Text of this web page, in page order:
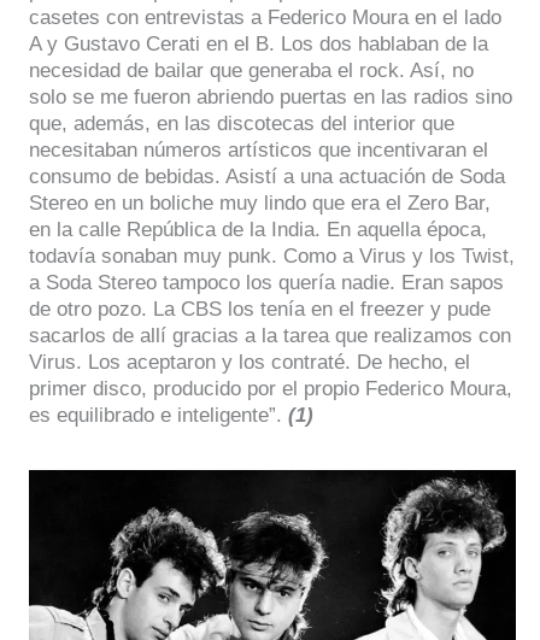
casetes con entrevistas a Federico Moura en el lado
A y Gustavo Cerati en el B. Los dos hablaban de la
necesidad de bailar que generaba el rock. Así, no
solo se me fueron abriendo puertas en las radios sino
que, además, en las discotecas del interior que
necesitaban números artísticos que incentivaran el
consumo de bebidas. Asistí a una actuación de Soda
Stereo en un boliche muy lindo que era el Zero Bar,
en la calle República de la India. En aquella época,
todavía sonaban muy punk. Como a Virus y los Twist,
a Soda Stereo tampoco los quería nadie. Eran sapos
de otro pozo. La CBS los tenía en el freezer y pude
sacarlos de allí gracias a la tarea que realizamos con
Virus. Los aceptaron y los contraté. De hecho, el
primer disco, producido por el propio Federico Moura,
es equilibrado e inteligente”. (1)